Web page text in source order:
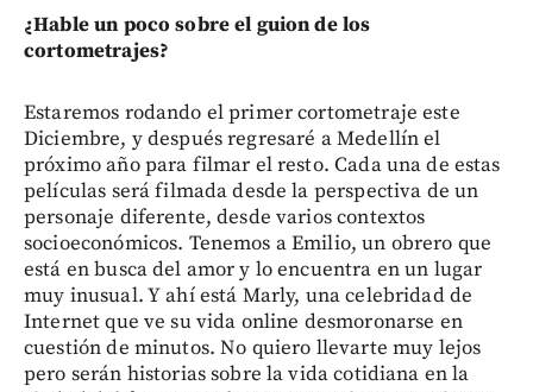
¿Hable un poco sobre el guion de los
cortometrajes?
Estaremos rodando el primer cortometraje este
Diciembre, y después regresaré a Medellín el
próximo año para filmar el resto. Cada una de estas
películas será filmada desde la perspectiva de un
personaje diferente, desde varios contextos
socioeconómicos. Tenemos a Emilio, un obrero que
está en busca del amor y lo encuentra en un lugar
muy inusual. Y ahí está Marly, una celebridad de
Internet que ve su vida online desmoronarse en
cuestión de minutos. No quiero llevarte muy lejos
pero serán historias sobre la vida cotidiana en la